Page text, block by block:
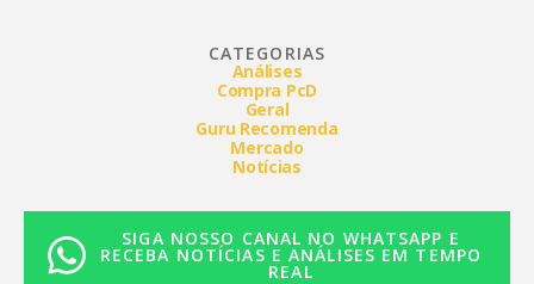
CATEGORIAS
Análises
Compra PcD
Geral
Guru Recomenda
Mercado
Notícias
SIGA NOSSO CANAL NO WHATSAPP E
RECEBA NOTÍCIAS E ANÁLISES EM TEMPO
REAL